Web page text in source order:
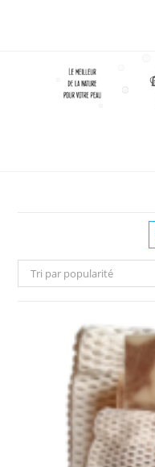
Tri par popularité